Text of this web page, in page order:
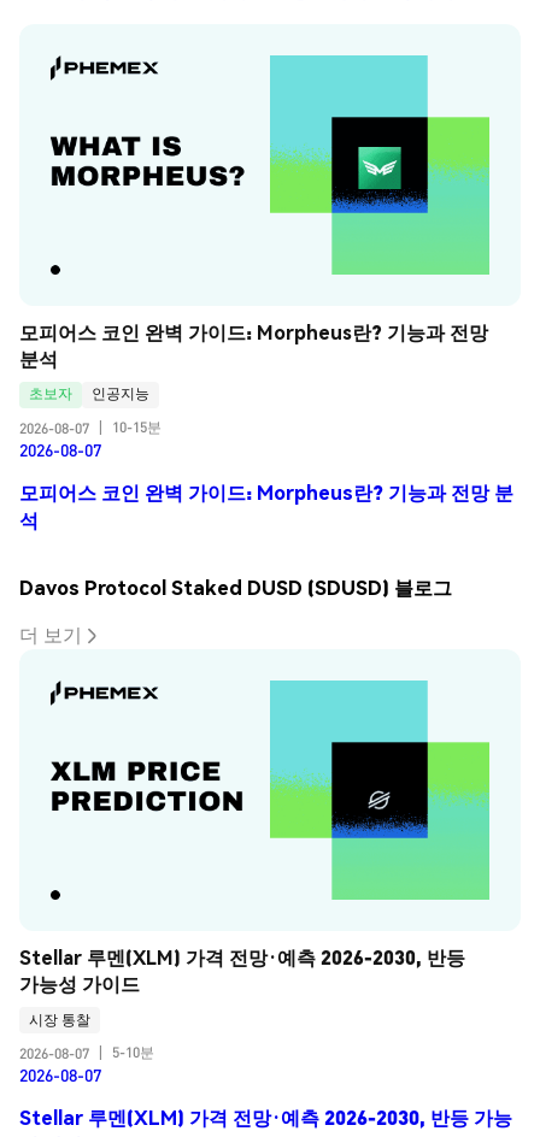
모피어스 코인 완벽 가이드: Morpheus란? 기능과 전망
분석
초보자
인공지능
2026-08-07
10-15분
2026-08-07
모피어스 코인 완벽 가이드: Morpheus란? 기능과 전망 분
석
Davos Protocol Staked DUSD (SDUSD) 블로그
더 보기
Stellar 루멘(XLM) 가격 전망·예측 2026-2030, 반등
가능성 가이드
시장 통찰
2026-08-07
5-10분
2026-08-07
Stellar 루멘(XLM) 가격 전망·예측 2026-2030, 반등 가능